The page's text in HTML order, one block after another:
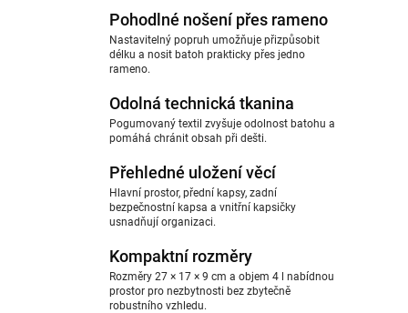
Pohodlné nošení přes rameno
Nastavitelný popruh umožňuje přizpůsobit
délku a nosit batoh prakticky přes jedno
rameno.
Odolná technická tkanina
Pogumovaný textil zvyšuje odolnost batohu a
pomáhá chránit obsah při dešti.
Přehledné uložení věcí
Hlavní prostor, přední kapsy, zadní
bezpečnostní kapsa a vnitřní kapsičky
usnadňují organizaci.
Kompaktní rozměry
Rozměry 27 × 17 × 9 cm a objem 4 l nabídnou
prostor pro nezbytnosti bez zbytečně
robustního vzhledu.